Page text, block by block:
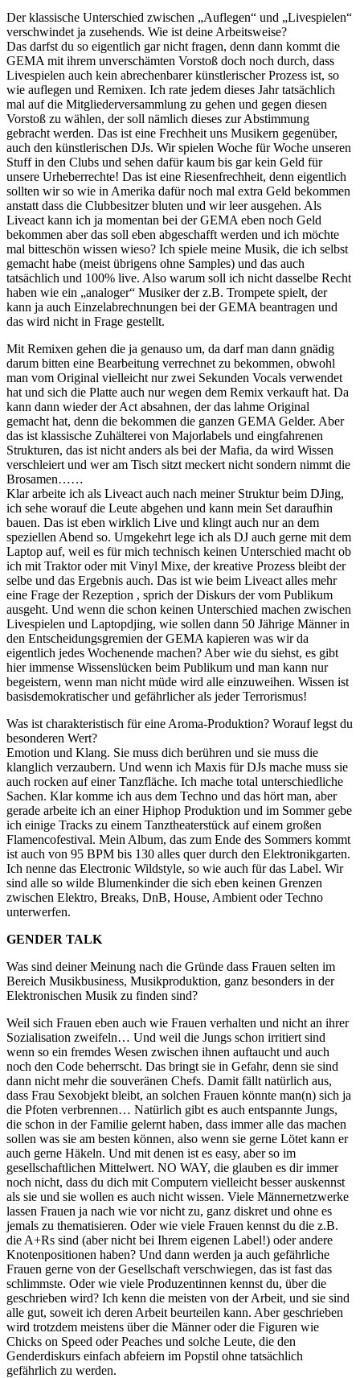
Der klassische Unterschied zwischen „Auflegen“ und „Livespielen“
verschwindet ja zusehends. Wie ist deine Arbeitsweise?
Das darfst du so eigentlich gar nicht fragen, denn dann kommt die
GEMA mit ihrem unverschämten Vorstoß doch noch durch, dass
Livespielen auch kein abrechenbarer künstlerischer Prozess ist, so
wie auflegen und Remixen. Ich rate jedem dieses Jahr tatsächlich
mal auf die Mitgliederversammlung zu gehen und gegen diesen
Vorstoß zu wählen, der soll nämlich dieses zur Abstimmung
gebracht werden. Das ist eine Frechheit uns Musikern gegenüber,
auch den künstlerischen DJs. Wir spielen Woche für Woche unseren
Stuff in den Clubs und sehen dafür kaum bis gar kein Geld für
unsere Urheberrechte! Das ist eine Riesenfrechheit, denn eigentlich
sollten wir so wie in Amerika dafür noch mal extra Geld bekommen
anstatt dass die Clubbesitzer bluten und wir leer ausgehen. Als
Liveact kann ich ja momentan bei der GEMA eben noch Geld
bekommen aber das soll eben abgeschafft werden und ich möchte
mal bitteschön wissen wieso? Ich spiele meine Musik, die ich selbst
gemacht habe (meist übrigens ohne Samples) und das auch
tatsächlich und 100% live. Also warum soll ich nicht dasselbe Recht
haben wie ein „analoger“ Musiker der z.B. Trompete spielt, der
kann ja auch Einzelabrechnungen bei der GEMA beantragen und
das wird nicht in Frage gestellt.
Mit Remixen gehen die ja genauso um, da darf man dann gnädig
darum bitten eine Bearbeitung verrechnet zu bekommen, obwohl
man vom Original vielleicht nur zwei Sekunden Vocals verwendet
hat und sich die Platte auch nur wegen dem Remix verkauft hat. Da
kann dann wieder der Act absahnen, der das lahme Original
gemacht hat, denn die bekommen die ganzen GEMA Gelder. Aber
das ist klassische Zuhälterei von Majorlabels und eingfahrenen
Strukturen, das ist nicht anders als bei der Mafia, da wird Wissen
verschleiert und wer am Tisch sitzt meckert nicht sondern nimmt die
Brosamen……
Klar arbeite ich als Liveact auch nach meiner Struktur beim DJing,
ich sehe worauf die Leute abgehen und kann mein Set daraufhin
bauen. Das ist eben wirklich Live und klingt auch nur an dem
speziellen Abend so. Umgekehrt lege ich als DJ auch gerne mit dem
Laptop auf, weil es für mich technisch keinen Unterschied macht ob
ich mit Traktor oder mit Vinyl Mixe, der kreative Prozess bleibt der
selbe und das Ergebnis auch. Das ist wie beim Liveact alles mehr
eine Frage der Rezeption , sprich der Diskurs der vom Publikum
ausgeht. Und wenn die schon keinen Unterschied machen zwischen
Livespielen und Laptopdjing, wie sollen dann 50 Jährige Männer in
den Entscheidungsgremien der GEMA kapieren was wir da
eigentlich jedes Wochenende machen? Aber wie du siehst, es gibt
hier immense Wissenslücken beim Publikum und man kann nur
begeistern, wenn man nicht müde wird alle einzuweihen. Wissen ist
basisdemokratischer und gefährlicher als jeder Terrorismus!
Was ist charakteristisch für eine Aroma-Produktion? Worauf legst du
besonderen Wert?
Emotion und Klang. Sie muss dich berühren und sie muss die
klanglich verzaubern. Und wenn ich Maxis für DJs mache muss sie
auch rocken auf einer Tanzfläche. Ich mache total unterschiedliche
Sachen. Klar komme ich aus dem Techno und das hört man, aber
gerade arbeite ich an einer Hiphop Produktion und im Sommer gebe
ich einige Tracks zu einem Tanztheaterstück auf einem großen
Flamencofestival. Mein Album, das zum Ende des Sommers kommt
ist auch von 95 BPM bis 130 alles quer durch den Elektronikgarten.
Ich nenne das Electronic Wildstyle, so wie auch für das Label. Wir
sind alle so wilde Blumenkinder die sich eben keinen Grenzen
zwischen Elektro, Breaks, DnB, House, Ambient oder Techno
unterwerfen.
GENDER TALK
Was sind deiner Meinung nach die Gründe dass Frauen selten im
Bereich Musikbusiness, Musikproduktion, ganz besonders in der
Elektronischen Musik zu finden sind?
Weil sich Frauen eben auch wie Frauen verhalten und nicht an ihrer
Sozialisation zweifeln… Und weil die Jungs schon irritiert sind
wenn so ein fremdes Wesen zwischen ihnen auftaucht und auch
noch den Code beherrscht. Das bringt sie in Gefahr, denn sie sind
dann nicht mehr die souveränen Chefs. Damit fällt natürlich aus,
dass Frau Sexobjekt bleibt, an solchen Frauen könnte man(n) sich ja
die Pfoten verbrennen… Natürlich gibt es auch entspannte Jungs,
die schon in der Familie gelernt haben, dass immer alle das machen
sollen was sie am besten können, also wenn sie gerne Lötet kann er
auch gerne Häkeln. Und mit denen ist es easy, aber so im
gesellschaftlichen Mittelwert. NO WAY, die glauben es dir immer
noch nicht, dass du dich mit Computern vielleicht besser auskennst
als sie und sie wollen es auch nicht wissen. Viele Männernetzwerke
lassen Frauen ja nach wie vor nicht zu, ganz diskret und ohne es
jemals zu thematisieren. Oder wie viele Frauen kennst du die z.B.
die A+Rs sind (aber nicht bei Ihrem eigenen Label!) oder andere
Knotenpositionen haben? Und dann werden ja auch gefährliche
Frauen gerne von der Gesellschaft verschwiegen, das ist fast das
schlimmste. Oder wie viele Produzentinnen kennst du, über die
geschrieben wird? Ich kenn die meisten von der Arbeit, und sie sind
alle gut, soweit ich deren Arbeit beurteilen kann. Aber geschrieben
wird trotzdem meistens über die Männer oder die Figuren wie
Chicks on Speed oder Peaches und solche Leute, die den
Genderdiskurs einfach abfeiern im Popstil ohne tatsächlich
gefährlich zu werden.